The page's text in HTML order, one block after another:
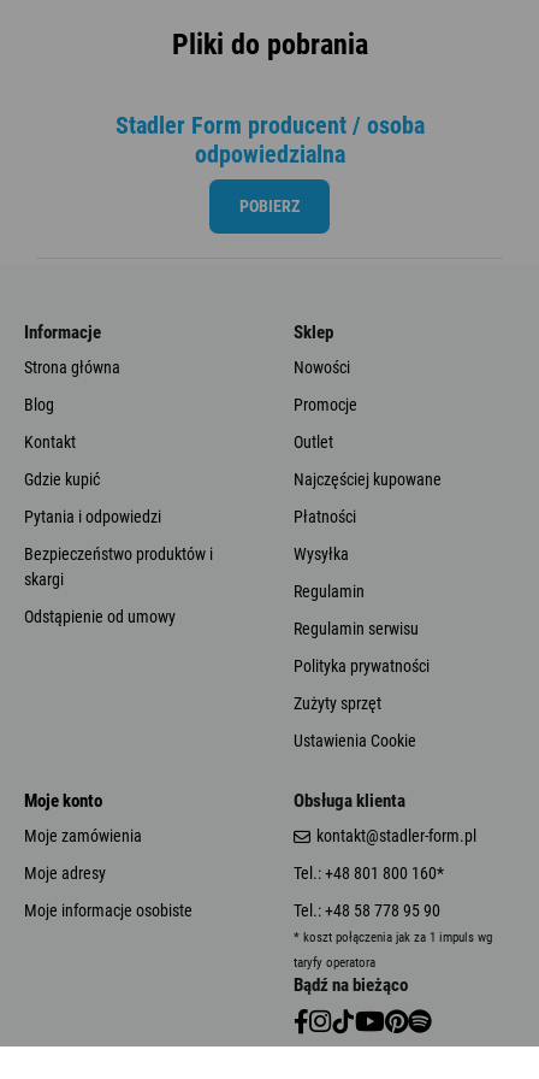
Pliki do pobrania
Stadler Form producent / osoba
odpowiedzialna
POBIERZ
Informacje
Strona główna
Blog
Kontakt
Gdzie kupić
Pytania i odpowiedzi
Bezpieczeństwo produktów i
skargi
Odstąpienie od umowy
Sklep
Nowości
Promocje
Outlet
Najczęściej kupowane
Płatności
Wysyłka
Regulamin
Regulamin serwisu
Polityka prywatności
Zużyty sprzęt
Ustawienia Cookie
Moje konto
Moje zamówienia
Moje adresy
Moje informacje osobiste
Obsługa klienta
kontakt@stadler-form.pl
Tel.: +48 801 800 160*
Tel.: +48 58 778 95 90
* koszt połączenia jak za 1 impuls wg
taryfy operatora
Bądź na bieżąco